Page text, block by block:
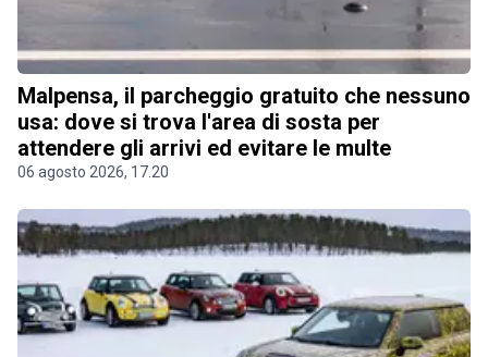
Malpensa, il parcheggio gratuito che nessuno
usa: dove si trova l'area di sosta per
attendere gli arrivi ed evitare le multe
06 agosto 2026, 17.20